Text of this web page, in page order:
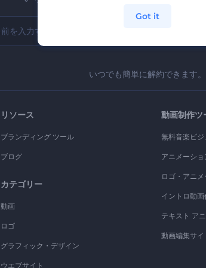
いつでも簡単に解約できます。
リソース
ブランディング ツール
ブログ
カテゴリー
動画
ロゴ
グラフィック・デザイン
ウエブサイト
動画制作ツ
無料音楽ビ
アニメーショ
ロゴ・アニ
イントロ動
テキスト ア
動画編集サイ
Got it